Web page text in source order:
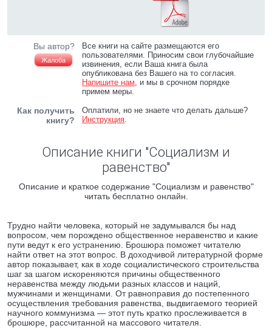
Вы автор?
Жалоба
Все книги на сайте размещаются его
пользователями. Приносим свои глубочайшие
извинения, если Ваша книга была
опубликована без Вашего на то согласия.
Напишите нам, и мы в срочном порядке
примем меры.
Как получить
книгу?
Оплатили, но не знаете что делать дальше?
Инструкция.
Описание книги "Социализм и
равенство"
Описание и краткое содержание "Социализм и равенство"
читать бесплатно онлайн.
Трудно найти человека, который не задумывался бы над
вопросом, чем порождено общественное неравенство и какие
пути ведут к его устранению. Брошюра поможет читателю
найти ответ на этот вопрос. В доходчивой литературной форме
автор показывает, как в ходе социалистического строительства
шаг за шагом искореняются причины общественного
неравенства между людьми разных классов и наций,
мужчинами и женщинами. От равноправия до постепенного
осуществления требования равенства, выдвигаемого теорией
научного коммунизма — этот путь кратко прослеживается в
брошюре, рассчитанной на массового читателя.